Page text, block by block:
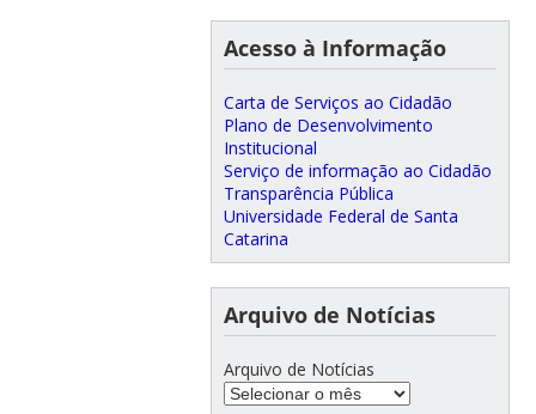
Acesso à Informação
Carta de Serviços ao Cidadão
Plano de Desenvolvimento
Institucional
Serviço de informação ao Cidadão
Transparência Pública
Universidade Federal de Santa
Catarina
Arquivo de Notícias
Arquivo de Notícias